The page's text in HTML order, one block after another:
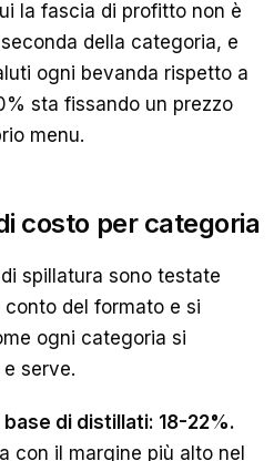
la fascia di profitto non è
della categoria, e
ogni bevanda rispetto a
sta fissando un prezzo
menu.
costo per categoria
spillatura sono testate
del formato e si
ogni categoria si
serve.
di distillati: 18-22%.
con il margine più alto nel